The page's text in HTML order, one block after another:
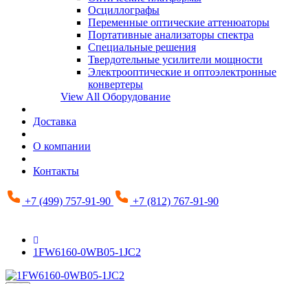
Осциллографы
Переменные оптические аттенюаторы
Портативные анализаторы спектра
Специальные решения
Твердотельные усилители мощности
Электрооптические и оптоэлектронные
конвертеры
View All Оборудование
Доставка
О компании
Контакты
+7 (499) 757-91-90 +7 (812) 767-91-90
1FW6160-0WB05-1JC2